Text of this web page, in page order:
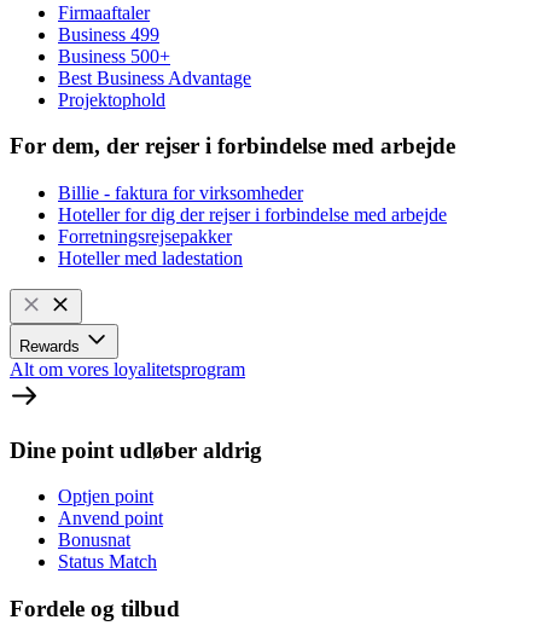
Firmaaftaler
Business 499
Business 500+
Best Business Advantage
Projektophold
For dem, der rejser i forbindelse med arbejde
Billie - faktura for virksomheder
Hoteller for dig der rejser i forbindelse med arbejde
Forretningsrejsepakker
Hoteller med ladestation
Rewards
Alt om vores loyalitetsprogram
Dine point udløber aldrig
Optjen point
Anvend point
Bonusnat
Status Match
Fordele og tilbud